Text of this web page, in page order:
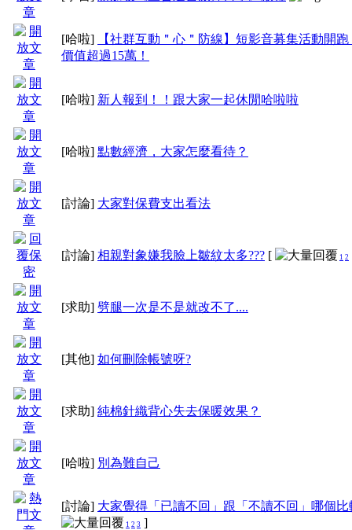
4、該區超過一月之
附註：
況，長久以來，
版主只會用勸告的方
並未確切執行守則第
自我介紹、發文內容
擊，將確實執行。永
等動作。
[哈啦]
【社群互動＂心＂防線】短影音募集活動開
價值超過15萬！
[哈啦] 新人報到！！跟大家一起休閒哈啦啦
[哈啦] 點數經濟，大家怎麼看待？
[討論] 大家對保費支出看法
[討論] 相親對象嫌我臉上皺紋太多??? [ 1 2
[求助] 劈腿一次是不是就改不了....
[其他] 如何刪除帳號呀?
[求助] 純棉針織背心失去保暖效果？
[哈啦] 別為難自己
[討論] 大家覺得「已讀不回」跟「不讀不回」哪個比
1 2 3 ]